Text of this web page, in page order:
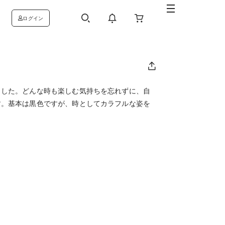
ログイン
た。どんな時も楽しむ気持ちを忘れずに、自
基本は黒色ですが、時としてカラフルな姿を